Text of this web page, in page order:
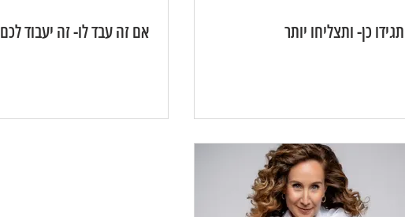
תגידו כן- ותצליחו יותר אם זה עבד לו- זה יעבוד לכם